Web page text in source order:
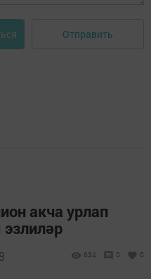
Отправить
акча урлап
634 0 0